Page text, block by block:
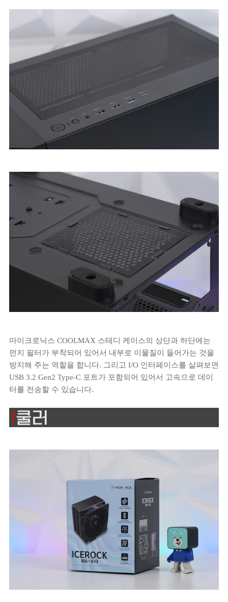
마이크로닉스 COOLMAX 스테디 케이스의 상단과 하단에는
먼지 필터가 부착되어 있어서 내부로 이물질이 들어가는 것을
방지해 주는 역할을 합니다. 그리고 I/O 인터페이스를 살펴보면
USB 3.2 Gen2 Type-C 포트가 포함되어 있어서 고속으로 데이
터를 전송할 수 있습니다.